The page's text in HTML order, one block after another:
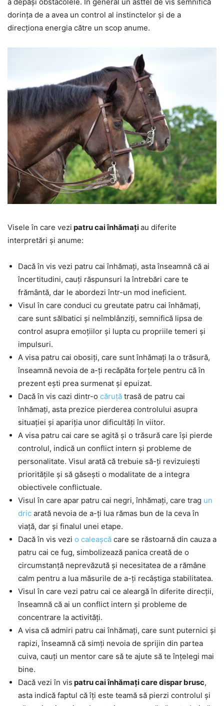
dorința de a avea un control al instinctelor și de a
direcționa energia către un scop anume.
Visele în care vezi patru cai înhămațiau diferite
interpretări și anume:
Dacă în vis vezi patru cai înhămați, asta înseamnă că ai
încertitudini, cauți răspunsuri la întrebări care te
frământă, dar le abordezi într-un mod ineficient.
Visul în care conduci cu greutate patru cai înhămați,
care sunt sălbatici și neîmblânziți, semnifică lipsa de
control asupra emoțiilor și lupta cu propriile temeri și
impulsuri.
A visa patru cai obosiți, care sunt înhămați la o trăsură,
înseamnă nevoia de a-ți recăpăta forțele pentru că în
prezent ești prea surmenat și epuizat.
Dacă în vis cazi dintr-o căruță trasă de patru cai
înhămați, asta prezice pierderea controlului asupra
situației și apariția unor dificultăți în viitor.
A visa patru cai care se agită și o trăsură care își pierde
controlul, indică un conflict intern și probleme de
personalitate. Visul arată că trebuie să-ți revizuiești
prioritățile și să găsești o modalitate de a integra
obiectivele conflictuale.
Visul în care apar patru cai negri, înhămați, care trag un
dric arată nevoia de a-ți lua rămas bun de la ceva în
viață, dar și finalul unei etape.
Dacă în vis vezi o caleașcă care se răstoarnă din cauza a
patru cai ce fug, simbolizează panica creată de o
circumstanță neprevăzută și necesitatea de a rămâne
calm pentru a lua măsurile de a-ți recâștiga stabilitatea.
Visul în care vezi patru cai ce aleargă în diferite direcții,
înseamnă că ai un conflict intern și probleme de
concentrare la activități.
A visa că admiri patru cai înhămați, care sunt puternici și
rapizi, înseamnă că simți nevoia de sprijin din partea
cuiva, cauți un mentor care să te ajute să te înțelegi mai
bine.
Dacă vezi în vis patru cai înhămați care dispar brusc,
asta indică faptul că îți este teamă să pierzi controlul și